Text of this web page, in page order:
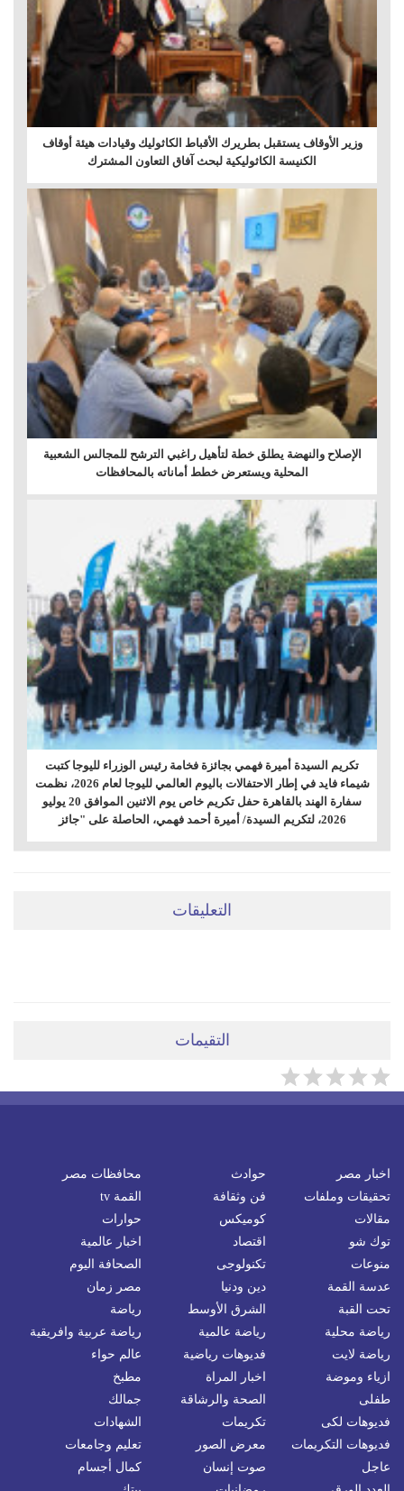
وزير الأوقاف يستقبل بطريرك الأقباط الكاثوليك وقيادات هيئة أوقاف
الكنيسة الكاثوليكية لبحث آفاق التعاون المشترك
الإصلاح والنهضة يطلق خطة لتأهيل راغبي الترشح للمجالس الشعبية
المحلية ويستعرض خطط أماناته بالمحافظات
تكريم السيدة أميرة فهمي بجائزة فخامة رئيس الوزراء لليوجا كتبت
شيماء فايد في إطار الاحتفالات باليوم العالمي لليوجا لعام 2026، نظمت
سفارة الهند بالقاهرة حفل تكريم خاص يوم الاثنين الموافق 20 يوليو
2026، لتكريم السيدة/ أميرة أحمد فهمي، الحاصلة على "جائز
التعليقات
التقيمات
اخبار مصر حوادث
محافظات مصر
تحقيقات وملفات
فن وثقافة
القمة tv
مقالات
كوميكس
حوارات
توك شو
اقتصاد
اخبار عالمية
منوعات
تكنولوجى
الصحافة اليوم
عدسة القمة
دين ودنيا
مصر زمان
تحت القبة
الشرق الأوسط
رياضة
رياضة محلية
رياضة عالمية
رياضة عربية وافريقية
رياضة لايت
فديوهات رياضية
عالم حواء
ازياء وموضة
اخبار المراة
مطبخ
طفلى
الصحة والرشاقة
جمالك
فديوهات لكى
تكريمات
الشهادات
فديوهات التكريمات
معرض الصور
تعليم وجامعات
عاجل
صوت إنسان
كمال أجسام